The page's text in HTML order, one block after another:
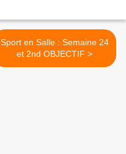
Sport en Salle : Semaine 24
et 2nd OBJECTIF >